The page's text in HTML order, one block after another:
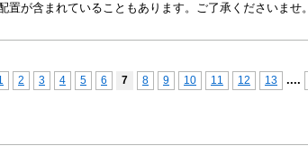
置が含まれていることもあります。ご了承くださいませ。
2 3 4 5 6 7 8 9 10 11 12 13 ....